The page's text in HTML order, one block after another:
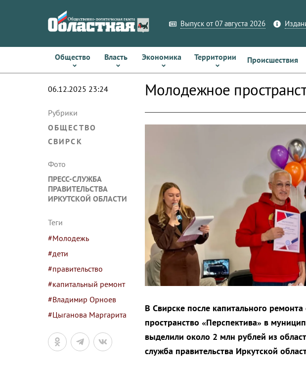
Выпуск от 07 августа 2026
Общество Власть Экономика Территории Происшествия
06.12.2025 23:24
Рубрики
ОБЩЕСТВО
СВИРСК
Фото
ПРЕСС-СЛУЖБА
ПРАВИТЕЛЬСТВА
ИРКУТСКОЙ ОБЛАСТИ
Теги
#Молодежь
#дети
#правительство
#капитальный ремонт
#Владимир Орноев
#Цыганова Маргарита
Молодежное
В Свирске после капитального
пространство «Перспектива» в
выделили около 2 млн рублей из
служба правительства Иркутской